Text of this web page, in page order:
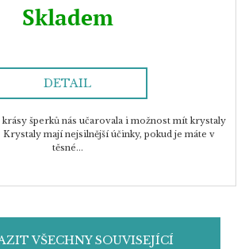
Skladem
DETAIL
šperků nás učarovala i možnost mít krystaly
mají nejsilnější účinky, pokud je máte v
těsné...
VŠECHNY SOUVISEJÍCÍ